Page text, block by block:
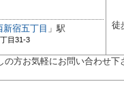
新宿五丁目 」駅
目31-3
徒
方お気軽にお問い合わせ